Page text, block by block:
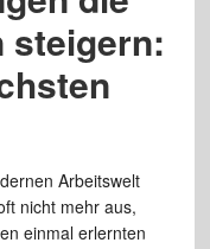
steigern:
Arbeitswelt
nicht mehr aus,
einmal erlernten